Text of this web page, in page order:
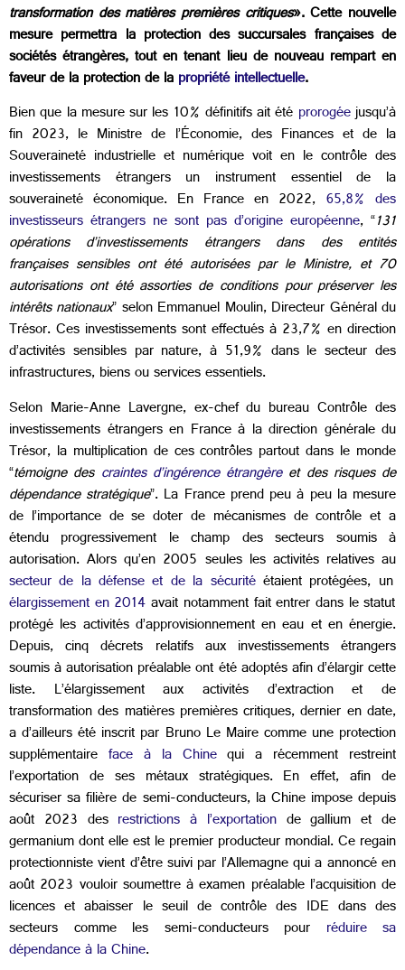
transformation des matières premières critiques». Cette nouvelle
mesure permettra la protection des succursales françaises de
sociétés étrangères, tout en tenant lieu de nouveau rempart en
faveur de la protection de lapropriété intellectuelle.
Bien que la mesure sur les 10% définitifs ait été prorogéejusqu’à
fin 2023, le Ministre de l’Économie, des Finances et de la
Souveraineté industrielle et numérique voit en le contrôle des
investissements étrangers un instrument essentiel de la
souveraineté économique. En France en 2022, 65,8% des
investisseurs étrangers ne sont pas d’origine européenne, “131
opérations d’investissements étrangers dans des entités
françaises sensibles ont été autorisées par le Ministre, et 70
autorisations ont été assorties de conditions pour préserver les
intérêts nationaux” selon Emmanuel Moulin, Directeur Général du
Trésor. Ces investissements sont effectués à 23,7% en direction
d’activités sensibles par nature, à 51,9% dans le secteur des
infrastructures, biens ou services essentiels.
Selon Marie-Anne Lavergne, ex-chef du bureau Contrôle des
investissements étrangers en France à la direction générale du
Trésor, la multiplication de ces contrôles partout dans le monde
“témoigne des craintes d’ingérence étrangèreet des risques de
dépendance stratégique”. La France prend peu à peu la mesure
de l’importance de se doter de mécanismes de contrôle et a
étendu progressivement le champ des secteurs soumis à
autorisation. Alors qu’en 2005 seules les activités relatives au
secteur de la défense et de la sécuritéétaient protégées, un
élargissement en 2014avait notamment fait entrer dans le statut
protégé les activités d’approvisionnement en eau et en énergie.
Depuis, cinq décrets relatifs aux investissements étrangers
soumis à autorisation préalable ont été adoptés afin d’élargir cette
liste. L’élargissement aux activités d’extraction et de
transformation des matières premières critiques, dernier en date,
a d’ailleurs été inscrit par Bruno Le Maire comme une protection
supplémentaire face à la Chinequi a récemment restreint
l’exportation de ses métaux stratégiques. En effet, afin de
sécuriser sa filière de semi-conducteurs, la Chine impose depuis
août 2023 des restrictions à l’exportationde gallium et de
germanium dont elle est le premier producteur mondial. Ce regain
protectionniste vient d’être suivi par l’Allemagne qui a annoncé en
août 2023 vouloir soumettre à examen préalable l’acquisition de
licences et abaisser le seuil de contrôle des IDE dans des
secteurs comme les semi-conducteurs pour réduire sa
dépendance à la Chine.